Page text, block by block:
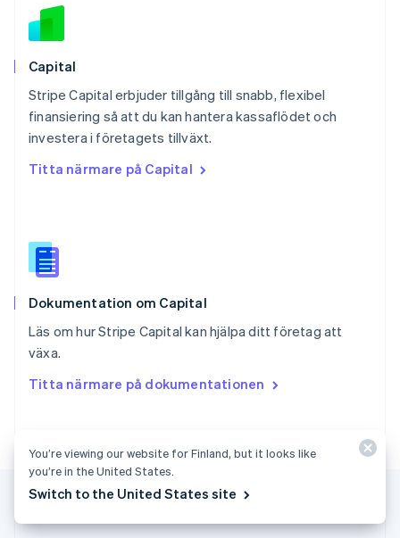
Capital
Stripe Capital erbjuder tillgång till snabb, flexibel
finansiering så att du kan hantera kassaflödet och
investera i företagets tillväxt.
Titta närmare på Capital
Dokumentation om Capital
Läs om hur Stripe Capital kan hjälpa ditt företag att
växa.
Titta närmare på dokumentationen
Portugal
Rumänien
English
DeutschFrançaisItalianoEnglish
Singapore
English简体中文
English
Español
Storbritannien
Sverige
Thailand
ไทย
English
Ungern
USA
English Español简体中文
DeutschEnglish
You’re viewing our website for Finland, but it looks like
you’re in the United States.
Switch to the United States site